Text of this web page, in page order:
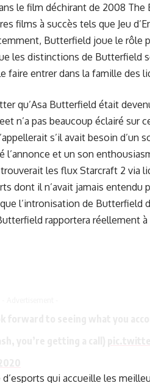
le film déchirant de 2008 The
films à succès tels que Jeu
Butterfield joue le rôle
les distinctions de Butterfield
faire entrer dans la famille des
qu’Asa Butterfield était
n’a pas beaucoup éclairé sur
s’il avait besoin d’un
et un son
les flux Starcraft 2 via
dont il n’avait jamais entendu
l’intronisation de Butterfield
rapportera réellement à
qui accueille les